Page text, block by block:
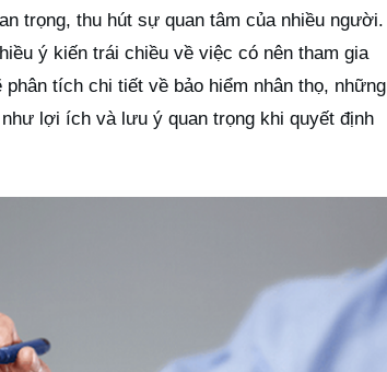
trọng, thu hút sự quan tâm của nhiều người.
ý kiến trái chiều về việc có nên tham gia
tích chi tiết về bảo hiểm nhân thọ, những
lợi ích và lưu ý quan trọng khi quyết định